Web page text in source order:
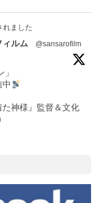
れました
ィルム
@sansarofilm
神様』監督＆文化